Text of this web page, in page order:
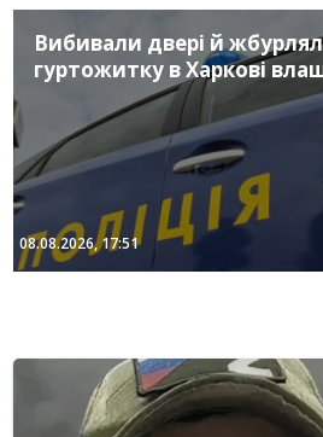
Вибивали двері й
гуртожитку в Харкові
08.08.2026, 17:51